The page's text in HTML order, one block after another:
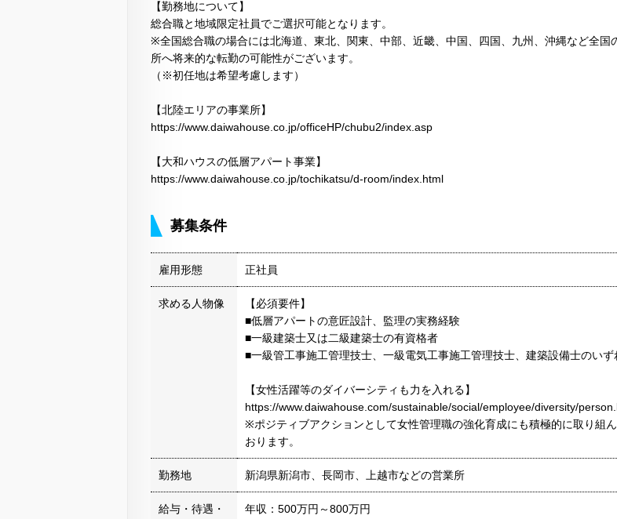
【勤務地について】
総合職と地域限定社員でご選択可能となります。
※全国総合職の場合には北海道、東北、関東、中部、近畿、中国、四国、九州、沖縄など全国
所へ将来的な転勤の可能性がございます。
（※初任地は希望考慮します）
【北陸エリアの事業所】
https://www.daiwahouse.co.jp/officeHP/chubu2/index.asp
【大和ハウスの低層アパート事業】
https://www.daiwahouse.co.jp/tochikatsu/d-room/index.html
募集条件
雇用形態 正社員
求める人物像
【必須要件】
■低層アパートの意匠設計、監理の実務経験
■一級建築士又は二級建築士の有資格者
■一級管工事施工管理技士、一級電気工事施工管理技士、建築設備士のいず
【女性活躍等のダイバーシティも力を入れる】
https://www.daiwahouse.com/sustainable/social/employee/diversity/
※ポジティブアクションとして女性管理職の強化育成にも積極的に取り組
おります。
勤務地 新潟県新潟市、長岡市、上越市などの営業所
給与・待遇・
年収：500万円～800万円